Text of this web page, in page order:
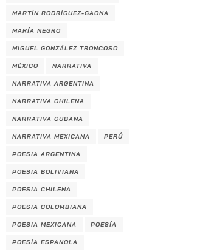
MARTÍN RODRÍGUEZ-GAONA
MARÍA NEGRO
MIGUEL GONZÁLEZ TRONCOSO
MÉXICO NARRATIVA
NARRATIVA ARGENTINA
NARRATIVA CHILENA
NARRATIVA CUBANA
NARRATIVA MEXICANA PERÚ
POESIA ARGENTINA
POESIA BOLIVIANA
POESIA CHILENA
POESIA COLOMBIANA
POESIA MEXICANA POESÍA
POESÍA ESPAÑOLA